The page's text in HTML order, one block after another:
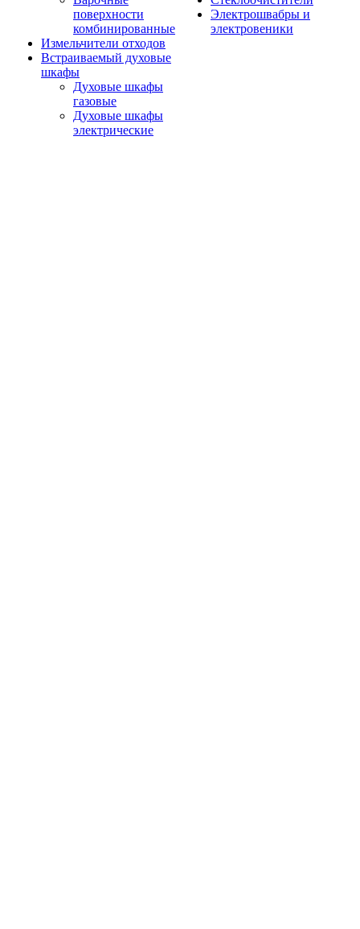
поверхности
комбинированные
Измельчители отходов
Встраиваемый духовые
шкафы
Духовые шкафы
газовые
Духовые шкафы
электрические
Электрошвабры и
электровеники